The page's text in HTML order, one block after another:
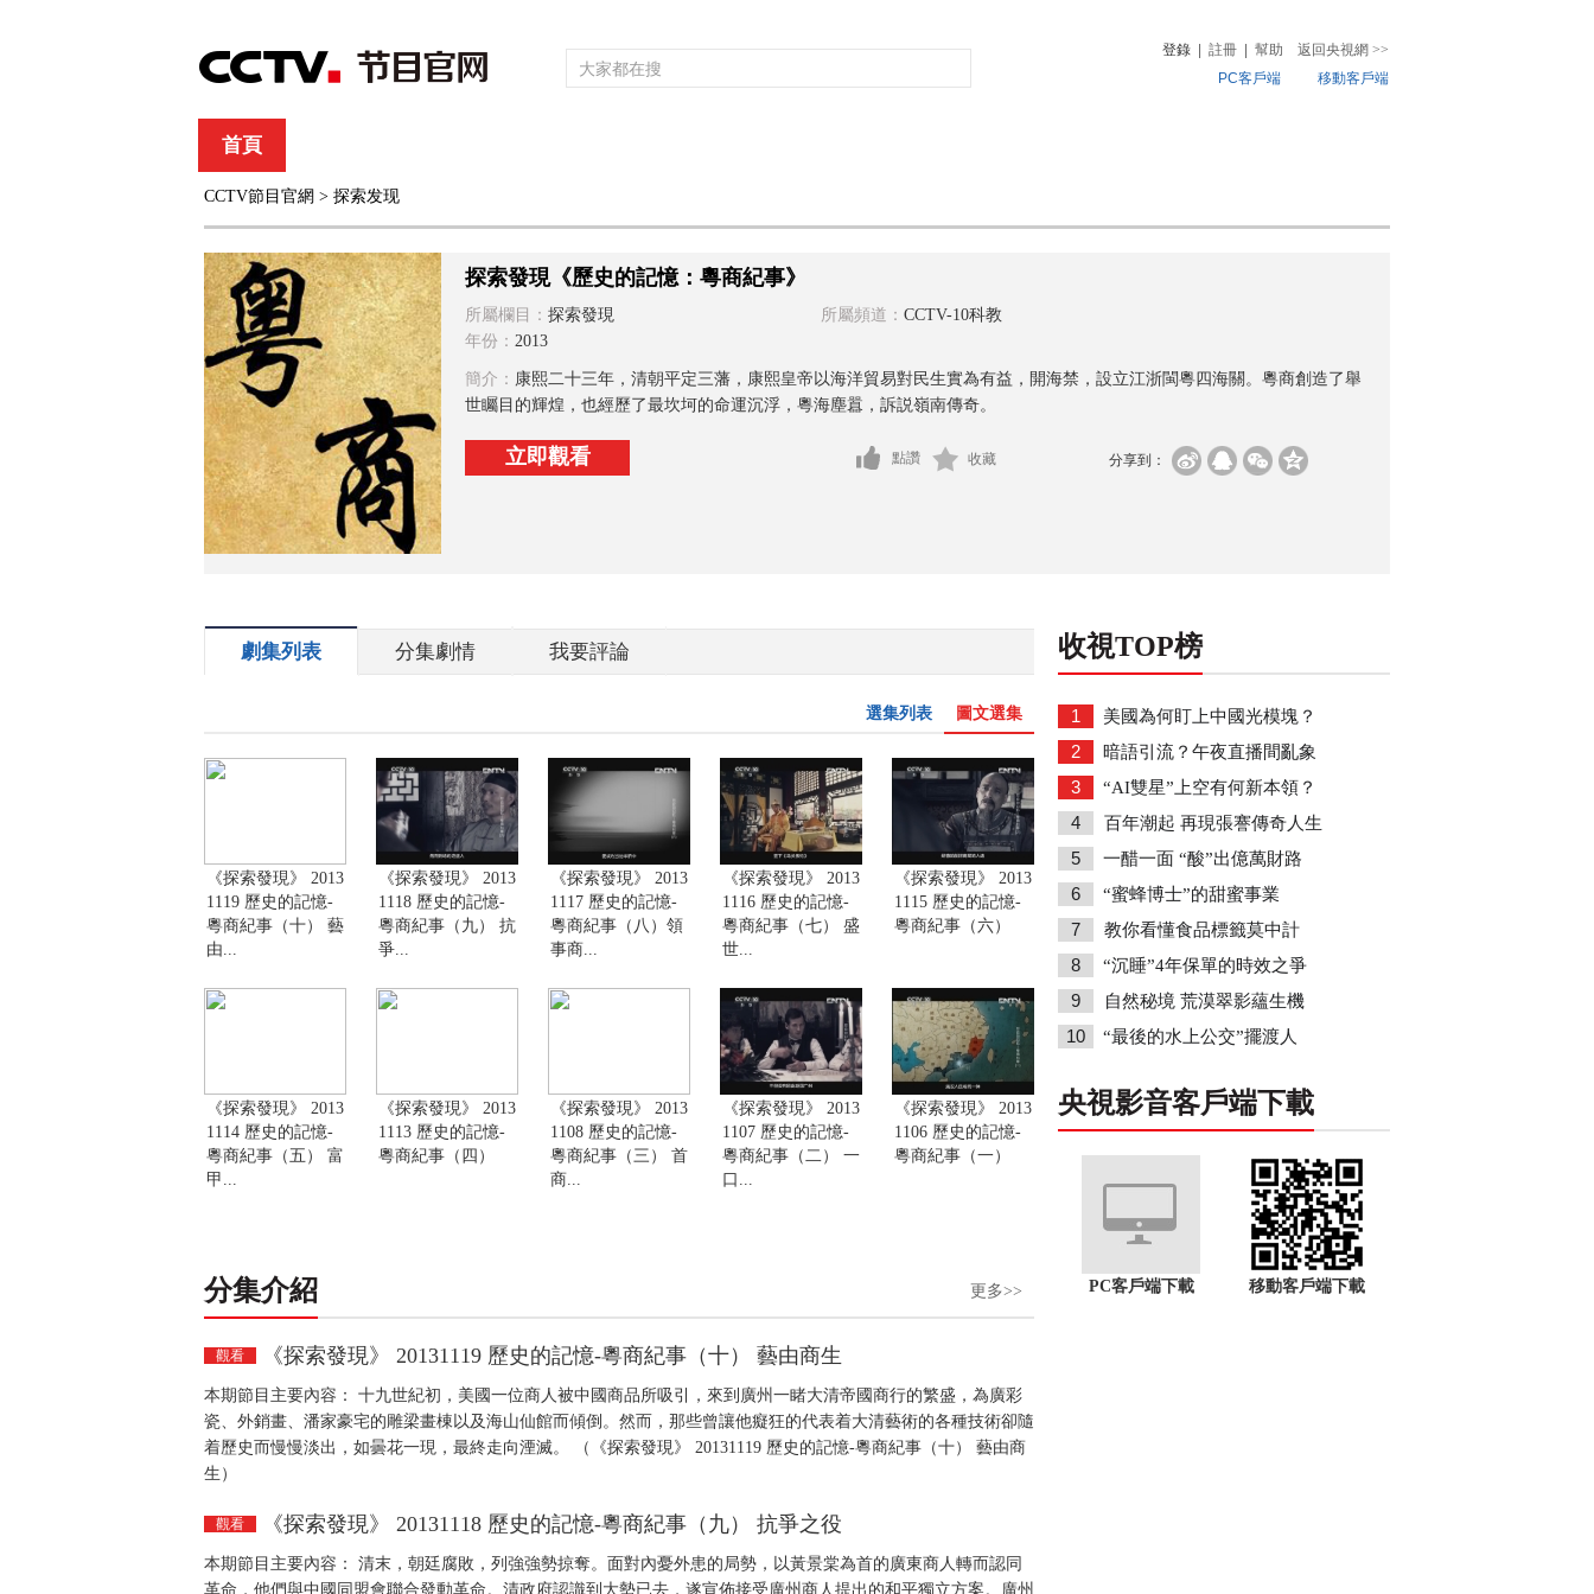
登錄 註冊 幫助 返回央視網 >>
PC客戶端
移動客戶端
首頁
綜合 新聞 財經 綜藝
CCTV節目官網 > 探索发现
探索發現《歷史的記憶：粵商紀事》
所屬欄目： 探索發現 所屬頻道： CCTV-10科教
年份： 2013
簡介： 康熙二十三年，清朝平定三藩，康熙皇帝以海洋貿易對民生實為有益，開海禁，設立江浙閩粵四海關。粵商創造了舉
世矚目的輝煌，也經歷了最坎坷的命運沉浮，粵海塵囂，訴説嶺南傳奇。
立即觀看 分享到：
點讚 收藏
劇集列表 分集劇情 我要評論
圖文選集
選集列表
《探索發現》 2013
1119 歷史的記憶-
粵商紀事（十） 藝
由...
《探索發現》 2013
1118 歷史的記憶-
粵商紀事（九） 抗
爭...
《探索發現》 2013
1117 歷史的記憶-
粵商紀事（八）領
事商...
《探索發現》 2013
1116 歷史的記憶-
粵商紀事（七） 盛
世...
《探索發現》 2013
1115 歷史的記憶-
粵商紀事（六）
《探索發現》 2013
1114 歷史的記憶-
粵商紀事（五） 富
甲...
《探索發現》 2013
1113 歷史的記憶-
粵商紀事（四）
《探索發現》 2013
1108 歷史的記憶-
粵商紀事（三） 首
商...
《探索發現》 2013
1107 歷史的記憶-
粵商紀事（二） 一
口...
《探索發現》 2013
1106 歷史的記憶-
粵商紀事（一）
分集介紹 更多>>
觀看 《探索發現》 20131119 歷史的記憶-粵商紀事（十） 藝由商生
本期節目主要內容： 十九世紀初，美國一位商人被中國商品所吸引，來到廣州一睹大清帝國商行的繁盛，為廣彩
瓷、外銷畫、潘家豪宅的雕梁畫棟以及海山仙館而傾倒。然而，那些曾讓他癡狂的代表着大清藝術的各種技術卻隨
着歷史而慢慢淡出，如曇花一現，最終走向湮滅。 （《探索發現》 20131119 歷史的記憶-粵商紀事（十） 藝由商
生）
觀看 《探索發現》 20131118 歷史的記憶-粵商紀事（九） 抗爭之役
本期節目主要內容： 清末，朝廷腐敗，列強強勢掠奪。面對內憂外患的局勢，以黃景棠為首的廣東商人轉而認同
革命，他們與中國同盟會聯合發動革命。清政府認識到大勢已去，遂宣佈接受廣州商人提出的和平獨立方案。廣州
收視TOP榜
1 美國為何盯上中國光模塊？
2 暗語引流？午夜直播間亂象
3 “AI雙星”上空有何新本領？
4 百年潮起 再現張謇傳奇人生
5 一醋一面 “酸”出億萬財路
6 “蜜蜂博士”的甜蜜事業
7 教你看懂食品標籤莫中計
8 “沉睡”4年保單的時效之爭
9 自然秘境 荒漠翠影蘊生機
10 “最後的水上公交”擺渡人
央視影音客戶端下載
PC客戶端下載 移動客戶端下載